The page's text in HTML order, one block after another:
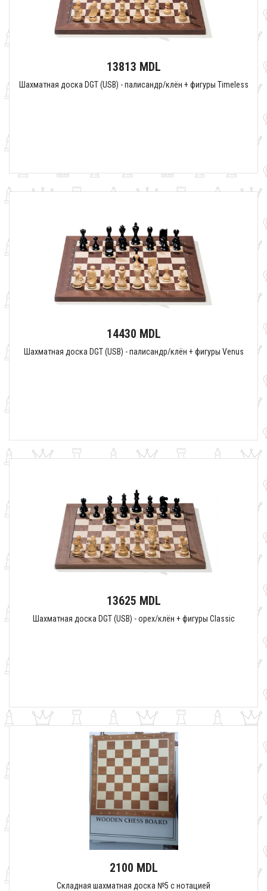
13813 MDL
Шахматная доска DGT (USB) - палисандр/клён + фигуры Timeless
14430 MDL
Шахматная доска DGT (USB) - палисандр/клён + фигуры Venus
13625 MDL
Шахматная доска DGT (USB) - орех/клён + фигуры Classic
2100 MDL
Складная шахматная доска №5 с нотацией